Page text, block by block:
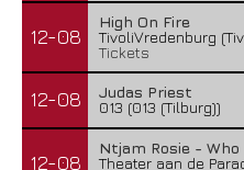
12-08
High On Fire
TivoliVredenburg
Tickets
12-08
Judas Priest
013 (013 (Tilburg))
12-08
Ntjam Rosie - Who
Theater aan de